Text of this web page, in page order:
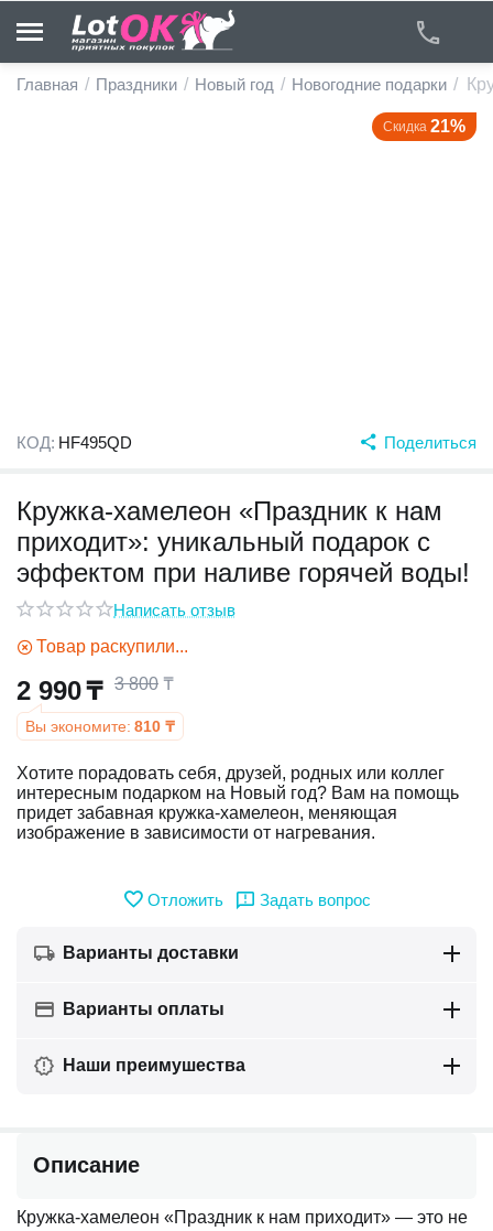
Главная / Праздники / Новый год / Новогодние подарки /
Скидка 21%
КОД: HF495QD Поделиться
Кружка-хамелеон «Праздник к нам
приходит»: уникальный подарок с
эффектом при наливе горячей воды!
Написать отзыв
Товар раскупили...
2 990₸ 3 800 ₸
Вы экономите: 810 ₸
Хотите порадовать себя, друзей, родных или коллег
интересным подарком на Новый год? Вам на помощь
придет забавная кружка-хамелеон, меняющая
изображение в зависимости от нагревания.
Отложить Задать вопрос
Варианты доставки
Варианты оплаты
Наши преимушества
Описание
Кружка-хамелеон «Праздник к нам приходит» — это не